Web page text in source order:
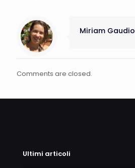
Miriam Gaudio
Comments are closed.
Ultimi articoli